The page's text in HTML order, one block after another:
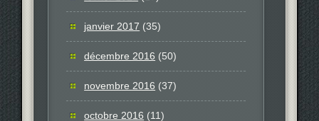
janvier 2017 (35)
décembre 2016 (50)
novembre 2016 (37)
octobre 2016 (11)